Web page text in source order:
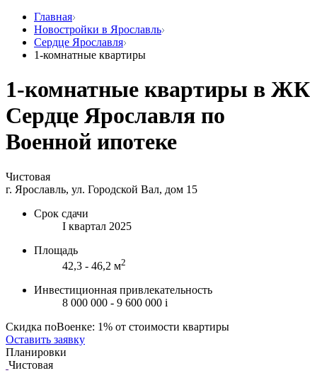
Главная
Новостройки в Ярославль
Сердце Ярославля
1-комнатные квартиры
1-комнатные квартиры в ЖК
Сердце Ярославля по
Военной ипотеке
Чистовая
г. Ярославль, ул. Городской Вал, дом 15
Срок сдачи
I квартал 2025
Площадь
42,3 - 46,2 м2
Инвестиционная привлекательность
8 000 000 - 9 600 000 i
Скидка поВоенке: 1% от стоимости квартиры
Оставить заявку
Планировки
Чистовая